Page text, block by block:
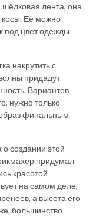
шёлковая лента, она
косы. Её можно
под цвет одежды
накрутить с
придадут
Вариантов
нужно только
финальным
о создании этой
придумал
красотой
на самом деле,
а высота его
большинство